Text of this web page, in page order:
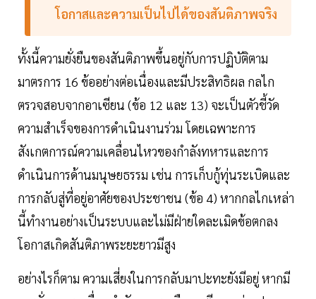
โอกาสและความเป็นไปได้ของสันติภาพจริง
ทั้งนี้ความยั่งยืนของสันติภาพขึ้นอยู่กับการปฏิบัติตาม
มาตรการ 16 ข้ออย่างต่อเนื่องและมีประสิทธิผล กลไก
ตรวจสอบจากอาเซียน (ข้อ 12 และ 13) จะเป็นตัวชี้วัด
ความสำเร็จของการดำเนินงานร่วม โดยเฉพาะการ
สังเกตการณ์ความเคลื่อนไหวของกำลังทหารและการ
ดำเนินการด้านมนุษยธรรม เช่น การเก็บกู้ทุ่นระเบิดและ
การกลับสู่ที่อยู่อาศัยของประชาชน (ข้อ 4) หากกลไกเหล่า
นี้ทำงานอย่างเป็นระบบและไม่มีฝ่ายใดละเมิดข้อตกลง
โอกาสเกิดสันติภาพระยะยาวมีสูง
อย่างไรก็ตาม ความเสี่ยงในการกลับมาปะทะยังมีอยู่ หากมี